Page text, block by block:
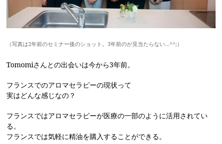
（写真は2年前のセミナー後のショット。3年前のが見当たらない…^^;）
Tomomiさんとの出会いは今から3年前。
フランスでのアロマセラピーの現状って
実はどんな感じなの？
フランスではアロマセラピーが医療の一部のように活用されてい
る。
フランスでは気軽に精油を購入することができる。